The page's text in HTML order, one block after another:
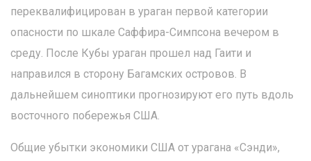
переквалифицирован в ураган первой категории
опасности по шкале Саффира-Симпсона вечером в
среду. После Кубы ураган прошел над Гаити и
направился в сторону Багамских островов. В
дальнейшем синоптики прогнозируют его путь вдоль
восточного побережья США.
Общие убытки экономики США от урагана «Сэнди»,